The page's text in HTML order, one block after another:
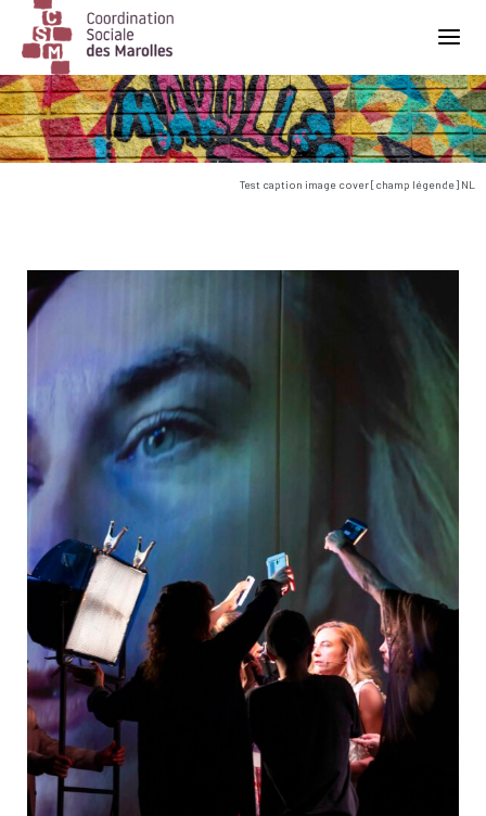
Main Navigation
Test caption image cover [champ légende] NL